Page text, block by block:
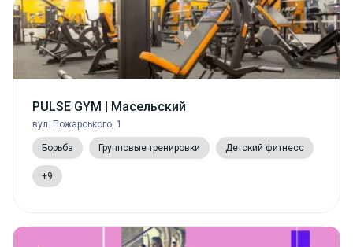
PULSE GYM | Масельский
вул. Пожарського, 1
Борьба Групповые тренировки Детский фитнесс
+9